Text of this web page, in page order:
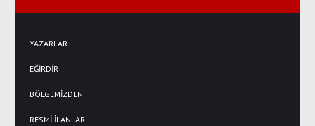
YAZARLAR
EĞİRDİR
BÖLGEMİZDEN
RESMİ İLANLAR